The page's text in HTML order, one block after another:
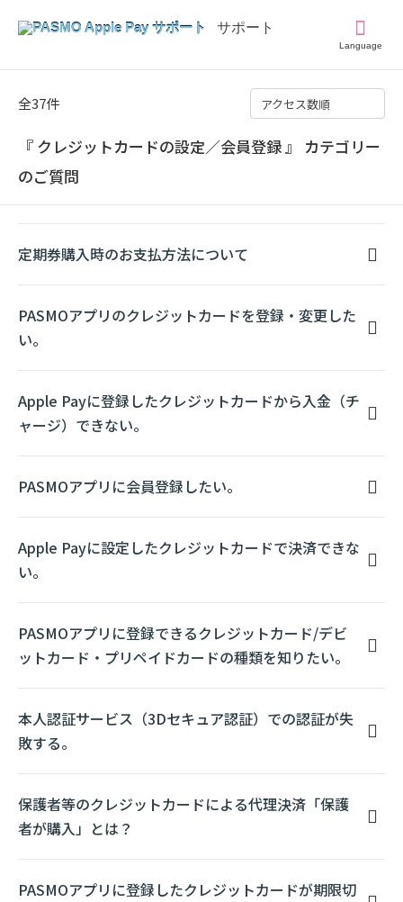
Language
アクセス数順
『 クレジットカードの設定／会員登録 』 カテゴリー
のご質問
全37件
定期券購入時のお支払方法について
PASMOアプリのクレジットカードを登録・変更した
い。
Apple Payに登録したクレジットカードから入金（チ
ャージ）できない。
PASMOアプリに会員登録したい。
Apple Payに設定したクレジットカードで決済できな
い。
PASMOアプリに登録できるクレジットカード/デビ
ットカード・プリペイドカードの種類を知りたい。
本人認証サービス（3Dセキュア認証）での認証が失
敗する。
保護者等のクレジットカードによる代理決済「保護
者が購入」とは？
PASMOアプリに登録したクレジットカードが期限切